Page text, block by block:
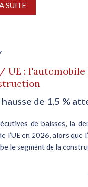
SUITE
UE :
de 1,5 %
de baisses, la
l’UE en 2026, alors que
le segment de la